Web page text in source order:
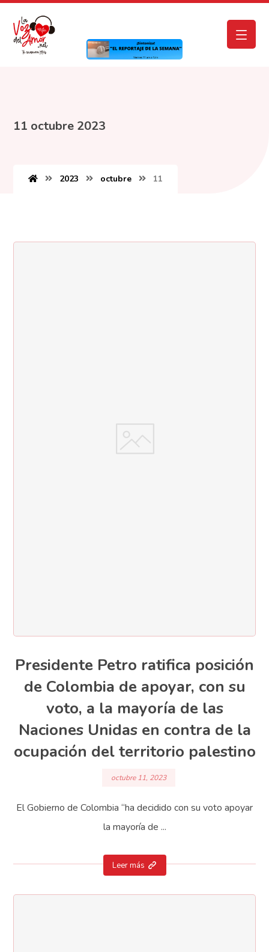
11 octubre 2023
2023 octubre 11
Presidente Petro ratifica posición
de Colombia de apoyar, con su
voto, a la mayoría de las
Naciones Unidas en contra de la
ocupación del territorio palestino
octubre 11, 2023
El Gobierno de Colombia “ha decidido con su voto apoyar
la mayoría de ...
Leer más